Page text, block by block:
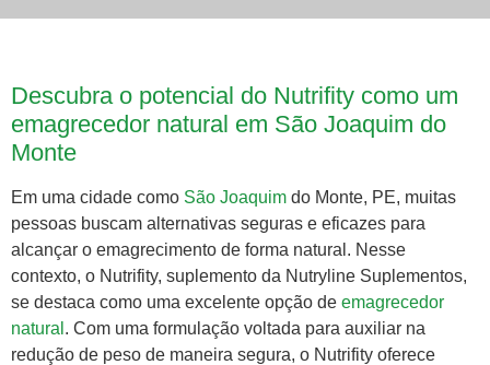
Descubra o potencial do Nutrifity como um
emagrecedor natural em São Joaquim do
Monte
Em uma cidade como São Joaquim do Monte, PE, muitas
pessoas buscam alternativas seguras e eficazes para
alcançar o emagrecimento de forma natural. Nesse
contexto, o Nutrifity, suplemento da Nutryline Suplementos,
se destaca como uma excelente opção de emagrecedor
natural . Com uma formulação voltada para auxiliar na
redução de peso de maneira segura, o Nutrifity oferece